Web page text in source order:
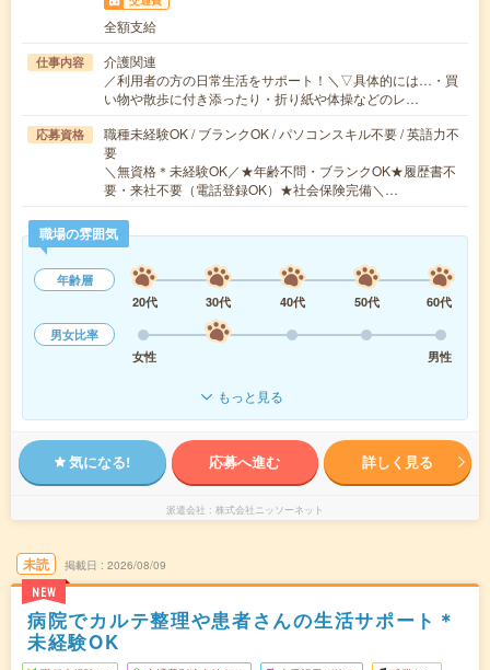
全額支給
仕事内容
介護関連
／利用者の方の日常生活をサポート！＼▽具体的には…・買
い物や散歩に付き添ったり・折り紙や体操などのレ…
応募資格
職種未経験OK / ブランクOK / パソコンスキル不要 / 英語力不
要
＼無資格＊未経験OK／★年齢不問・ブランクOK★履歴書不
要・来社不要（電話登録OK）★社会保険完備＼…
職場の雰囲気
年齢層
20代
30代 40代 50代
60代
男女比率
女性
男性
もっと見る
気になる! 応募へ進む 詳しく見る
派遣会社 株式会社ニッソーネット
未読
NEW
掲載日 2026/08/09
病院でカルテ整理や患者さんの生活サポート＊
未経験OK